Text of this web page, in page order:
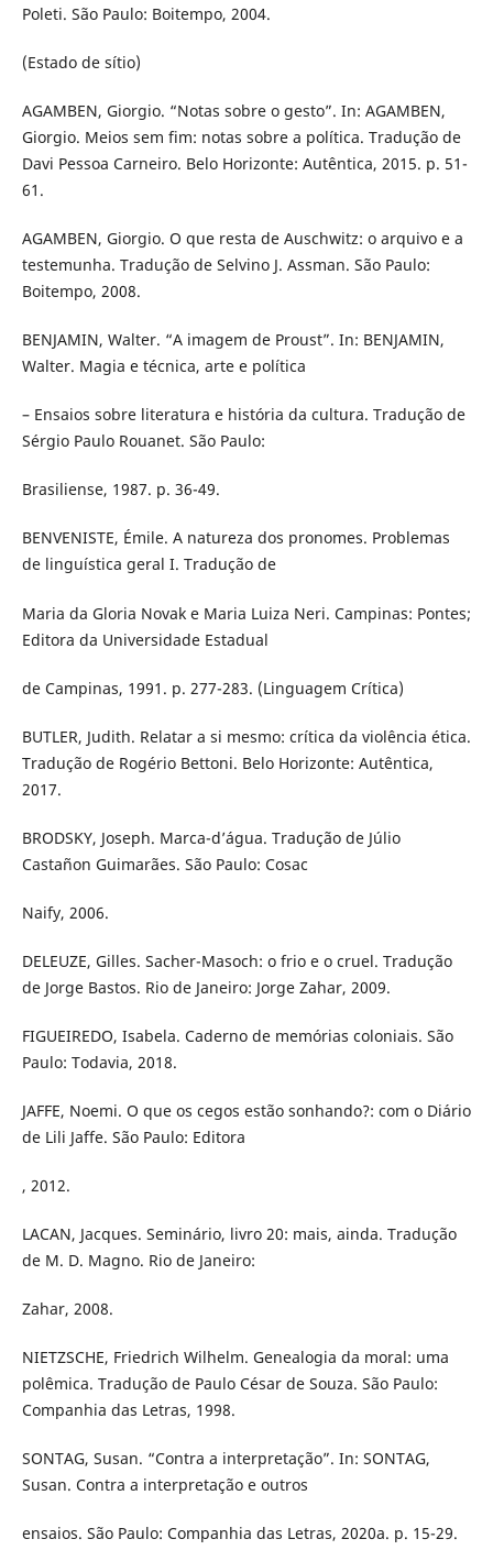
Poleti. São Paulo: Boitempo, 2004.
(Estado de sítio)
AGAMBEN, Giorgio. “Notas sobre o gesto”. In: AGAMBEN,
Giorgio. Meios sem fim: notas sobre a política. Tradução de
Davi Pessoa Carneiro. Belo Horizonte: Autêntica, 2015. p. 51-
61.
AGAMBEN, Giorgio. O que resta de Auschwitz: o arquivo e a
testemunha. Tradução de Selvino J. Assman. São Paulo:
Boitempo, 2008.
BENJAMIN, Walter. “A imagem de Proust”. In: BENJAMIN,
Walter. Magia e técnica, arte e política
– Ensaios sobre literatura e história da cultura. Tradução de
Sérgio Paulo Rouanet. São Paulo:
Brasiliense, 1987. p. 36-49.
BENVENISTE, Émile. A natureza dos pronomes. Problemas
de linguística geral I. Tradução de
Maria da Gloria Novak e Maria Luiza Neri. Campinas: Pontes;
Editora da Universidade Estadual
de Campinas, 1991. p. 277-283. (Linguagem Crítica)
BUTLER, Judith. Relatar a si mesmo: crítica da violência ética.
Tradução de Rogério Bettoni. Belo Horizonte: Autêntica,
2017.
BRODSKY, Joseph. Marca-d’água. Tradução de Júlio
Castañon Guimarães. São Paulo: Cosac
Naify, 2006.
DELEUZE, Gilles. Sacher-Masoch: o frio e o cruel. Tradução
de Jorge Bastos. Rio de Janeiro: Jorge Zahar, 2009.
FIGUEIREDO, Isabela. Caderno de memórias coloniais. São
Paulo: Todavia, 2018.
JAFFE, Noemi. O que os cegos estão sonhando?: com o Diário
de Lili Jaffe. São Paulo: Editora
, 2012.
LACAN, Jacques. Seminário, livro 20: mais, ainda. Tradução
de M. D. Magno. Rio de Janeiro:
Zahar, 2008.
NIETZSCHE, Friedrich Wilhelm. Genealogia da moral: uma
polêmica. Tradução de Paulo César de Souza. São Paulo:
Companhia das Letras, 1998.
SONTAG, Susan. “Contra a interpretação”. In: SONTAG,
Susan. Contra a interpretação e outros
ensaios. São Paulo: Companhia das Letras, 2020a. p. 15-29.